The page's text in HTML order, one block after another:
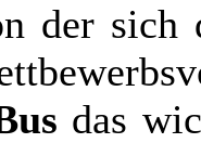
der sich
das